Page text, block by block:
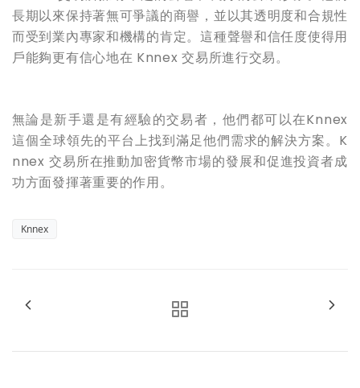
長期以來保持著無可爭議的商譽，並以其透明度和合規性
而受到業內專家和機構的肯定。這種聲譽和信任度使得用
戶能夠更有信心地在 Knnex 交易所進行交易。
無論是新手還是有經驗的交易者，他們都可以在Knnex
這個全球領先的平台上找到滿足他們需求的解決方案。K
nnex 交易所在推動加密貨幣市場的發展和促進投資者成
功方面發揮著重要的作用。
Knnex